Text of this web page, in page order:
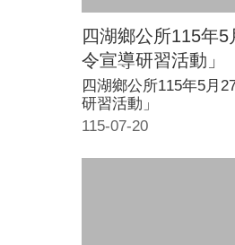
四湖鄉公所115年
令宣導研習活動」
115-07-20
四湖鄉公所115年5月
研習活動」